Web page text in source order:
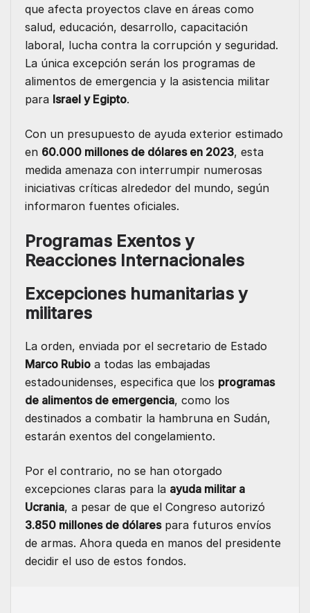
r
que afecta proyectos clave en áreas como
salud, educación, desarrollo, capacitación
laboral, lucha contra la corrupción y seguridad.
La única excepción serán los programas de
alimentos de emergencia y la asistencia militar
para Israel y Egipto.
Con un presupuesto de ayuda exterior estimado
en 60.000 millones de dólares en 2023, esta
medida amenaza con interrumpir numerosas
iniciativas críticas alrededor del mundo, según
informaron fuentes oficiales.
Programas Exentos y
Reacciones Internacionales
Excepciones humanitarias y
militares
La orden, enviada por el secretario de Estado
Marco Rubio a todas las embajadas
estadounidenses, especifica que los programas
de alimentos de emergencia, como los
destinados a combatir la hambruna en Sudán,
estarán exentos del congelamiento.
Por el contrario, no se han otorgado
excepciones claras para la ayuda militar a
Ucrania, a pesar de que el Congreso autorizó
3.850 millones de dólarespara futuros envíos
de armas. Ahora queda en manos del presidente
decidir el uso de estos fondos.